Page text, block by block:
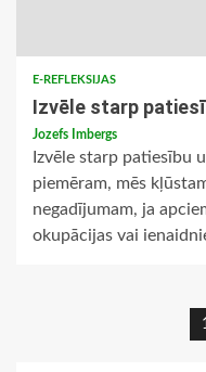
E-REFLEKSIJAS
Izvēle starp
Jozefs Imbergs
Izvēle starp patiesību
piemēram, mēs
negadījumam, ja
okupācijas vai